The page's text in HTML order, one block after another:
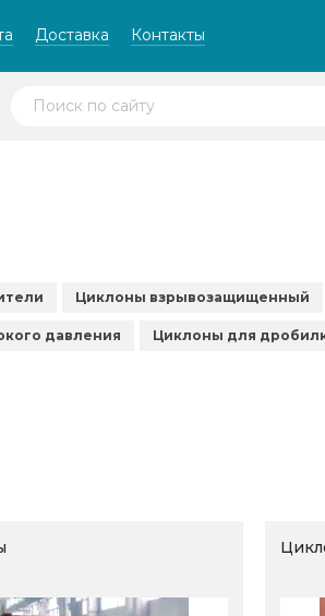
Доставка Контакты
Циклоны взрывозащищенный
давления Циклоны для